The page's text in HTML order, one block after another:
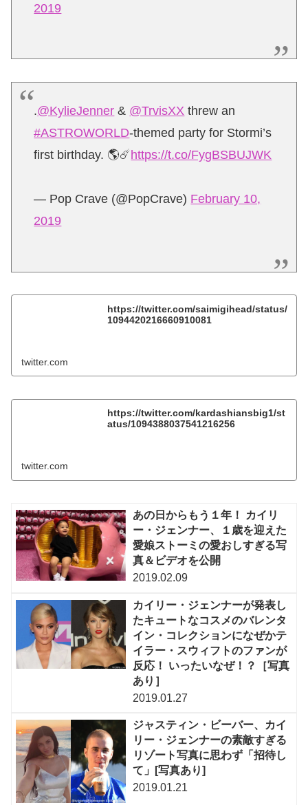
2019
.@KylieJenner & @TrvisXX threw an
#ASTROWORLD-themed party for Stormi’s
first birthday. 🌎☄️https://t.co/FygBSBUJWK
— Pop Crave (@PopCrave) February 10,
2019
https://twitter.com/saimigihead/status/
1094420216660910081
twitter.com
https://twitter.com/kardashiansbig1/st
atus/1094388037541216256
twitter.com
あの日からもう１年！ カイリ
ー・ジェンナー、１歳を迎えた
愛娘ストーミの愛おしすぎる写
真＆ビデオを公開
2019.02.09
カイリー・ジェンナーが発表し
たキュートなコスメのバレンタ
イン・コレクションになぜかテ
イラー・スウィフトのファンが
反応！ いったいなぜ！？［写真
あり］
2019.01.27
ジャスティン・ビーバー、カイ
リー・ジェンナーの素敵すぎる
リゾート写真に思わず「招待し
て」[写真あり]
2019.01.21